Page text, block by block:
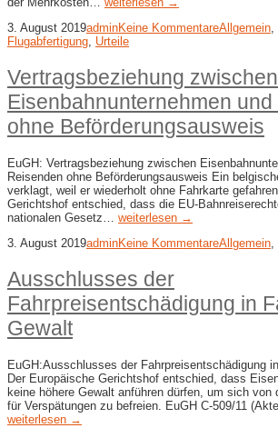
3. August 2019adminKeine KommentareAllgemein
Flugabfertigung Urteile
Vertragsbeziehung zwischen
Eisenbahnunternehmen
ohne Beförderungsausweis
EuGH: Vertragsbeziehung zwischen
Reisenden ohne Beförderungsausweis Ein
verklagt, weil er wiederholt ohne Fahrkarte
Gerichtshof entschied, dass die EU-
nationalen Gesetz… weiterlesen →
3. August 2019adminKeine KommentareAllgemein,
Ausschlusses der
Fahrpreisentschädigung in
Gewalt
EuGH:Ausschlusses der Fahrpreisentschädigung
Der Europäische Gerichtshof entschied, dass
keine höhere Gewalt anführen dürfen, um sich von
für Verspätungen zu befreien. EuGH C-509/11
weiterlesen →